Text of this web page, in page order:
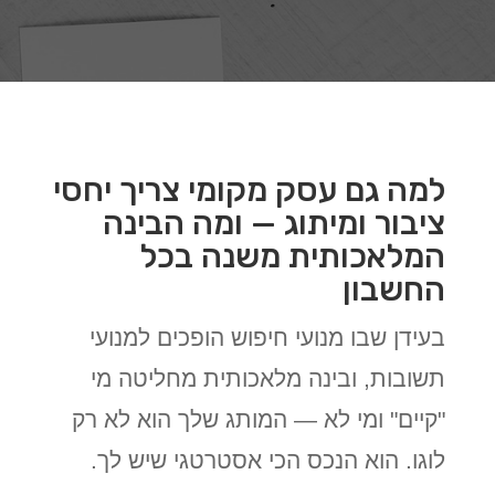
למה גם עסק מקומי צריך יחסי
ציבור ומיתוג — ומה הבינה
המלאכותית משנה בכל
החשבון
בעידן שבו מנועי חיפוש הופכים למנועי
תשובות, ובינה מלאכותית מחליטה מי
"קיים" ומי לא — המותג שלך הוא לא רק
לוגו. הוא הנכס הכי אסטרטגי שיש לך.